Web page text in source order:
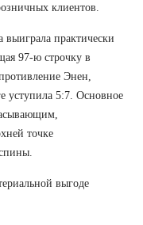
клиентов.
практически
97-ю строчку в
Энен,
уступила 5:7. Основное
точке
выгоде